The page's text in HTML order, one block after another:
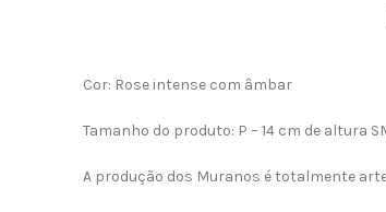
Cor: Rose intense com âmbar
Tamanho do produto: P – 14 cm de altura
A produção dos Muranos é totalmente